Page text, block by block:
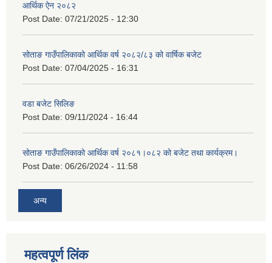
आर्थिक ऐन २०८२
Post Date: 07/21/2025 - 12:30
सोताङ गाउँपालिकाको आर्थिक वर्ष २०८२/८३ को वार्षिक बजेट
Post Date: 07/04/2025 - 16:31
वडा बजेट सिलिङ
Post Date: 09/11/2024 - 16:44
सोताङ गाउँपालिकाको आर्थिक वर्ष २०८१।०८२ को बजेट तथा कार्यक्रम।
Post Date: 06/26/2024 - 11:58
अन्य
महत्वपूर्ण लिंक